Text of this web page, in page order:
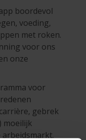
boordevol
voeding,
met roken.
voor ons
onze
voor
gebrek
moeilijk